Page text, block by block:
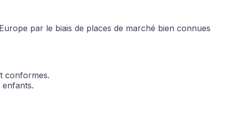
par le biais de places de marché bien connues
conformes.
et analyser notre trafic.
et analytiques. Ces
lors de votre